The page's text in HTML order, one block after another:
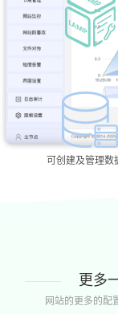
可选择安装lamp或者
可创建及管理数
更多
网站的更多的配